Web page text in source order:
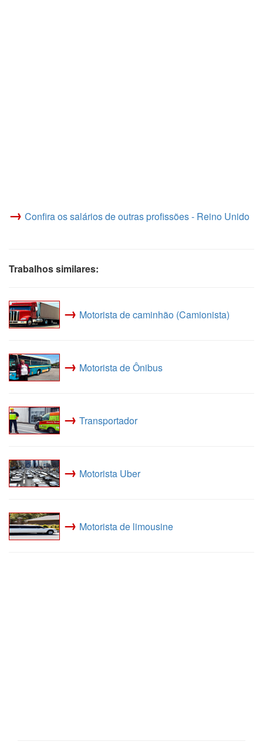
→ Confira os salários de outras profissões - Reino Unido
Trabalhos similares:
→ Motorista de caminhão (Camionista)
→ Motorista de Ônibus
→ Transportador
→ Motorista Uber
→ Motorista de limousine